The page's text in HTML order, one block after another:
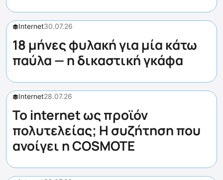
Internet30.07.26
18 μήνες φυλακή για μία κάτω
παύλα — η δικαστική γκάφα
Internet28.07.26
Το internet ως προϊόν
πολυτελείας; Η συζήτηση που
ανοίγει η COSMOTE